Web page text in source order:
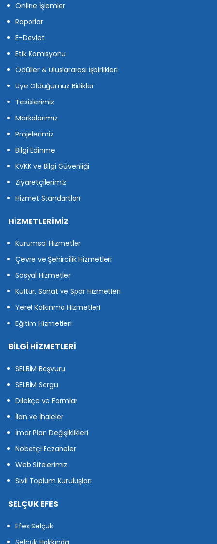
Online İşlemler
Raporlar
E-Devlet
Etik Komisyonu
Ödüller & Uluslararası İşbirlikleri
Üye Olduğumuz Birlikler
Tesislerimiz
Markalarımız
Projelerimiz
Bilgi Edinme
KVKK ve Bilgi Güvenliği
Ziyaretçilerimiz
Hizmet Standartları
HİZMETLERİMİZ
Kurumsal Hizmetler
Çevre ve Şehircilik Hizmetleri
Sosyal Hizmetler
Kültür, Sanat ve Spor Hizmetleri
Yerel Kalkınma Hizmetleri
Eğitim Hizmetleri
BİLGİ HİZMETLERİ
SELBİM Başvuru
SELBİM Sorgu
Dilekçe ve Formlar
İlan ve İhaleler
İmar Plan Değişiklikleri
Nöbetçi Eczaneler
Web Sitelerimiz
Sivil Toplum Kuruluşları
SELÇUK EFES
Efes Selçuk
Selçuk Hakkında